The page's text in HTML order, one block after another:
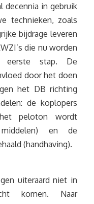
decennia in gebruik
technieken, zoals
bijdrage leveren
die nu worden
eerste stap. De
door het doen
het DB richting
de koplopers
peloton wordt
middelen) en de
(handhaving).
uiteraard niet in
komen. Naar